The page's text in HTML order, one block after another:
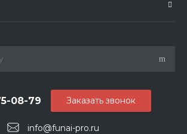
info@funai-pro.ru
08-79 Заказать звонок